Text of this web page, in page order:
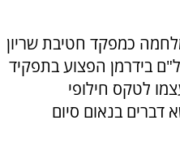
כמפקד חטיבת שריון
בידרמן הפצוע בתפקיד
לטקס חילופי
דברים בנאום סיום